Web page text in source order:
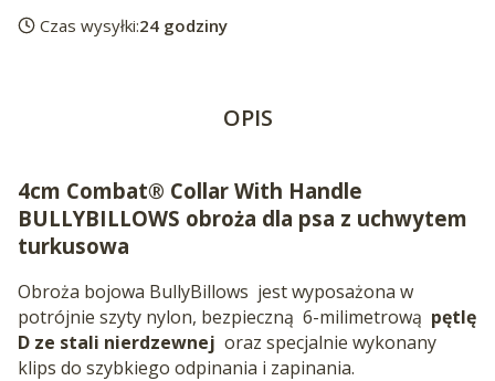
Czas wysyłki:24 godziny
OPIS
4cm Combat® Collar With Handle
BULLYBILLOWS obroża dla psa z uchwytem
turkusowa
Obroża bojowa BullyBillows jest wyposażona w
potrójnie szyty nylon, bezpieczną 6-milimetrową pętlę
D ze stali nierdzewnej oraz specjalnie wykonany
klips do szybkiego odpinania i zapinania.